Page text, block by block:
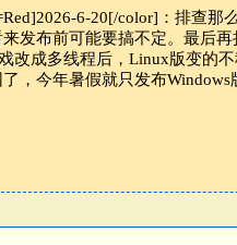
6-20[/color]：排查那
发布前可能要搞不定。最后
改成多线程后，Linux版变的
，今年暑假就只发布Windows